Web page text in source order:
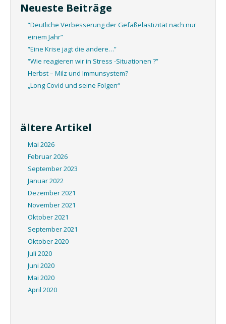
Neueste Beiträge
“Deutliche Verbesserung der Gefäßelastizität nach nur
einem Jahr”
“Eine Krise jagt die andere…”
“Wie reagieren wir in Stress -Situationen ?”
Herbst – Milz und Immunsystem?
„Long Covid und seine Folgen“
ältere Artikel
Mai 2026
Februar 2026
September 2023
Januar 2022
Dezember 2021
November 2021
Oktober 2021
September 2021
Oktober 2020
Juli 2020
Juni 2020
Mai 2020
April 2020